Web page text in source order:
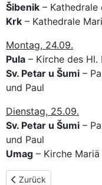
Šibenik – Kathedrale
Krk – Kathedrale
Montag, 24.09.
Pula – Kirche des Hl.
Sv. Petar u Šumi –
und Paul
Dienstag, 25.09.
Sv. Petar u Šumi –
und Paul
Umag – Kirche
Vorheriger Beitrag: Der
Zurück